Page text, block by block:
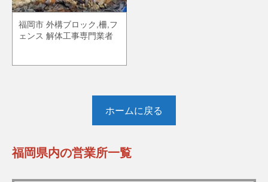
福岡市 外構ブロック,柵,フ
ェンス 解体工事専門業者
ホームに戻る
福岡県内の営業所一覧